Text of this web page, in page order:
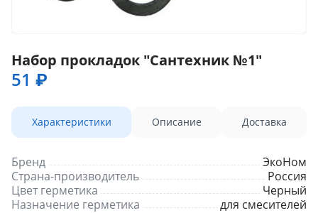
Набор прокладок "Сантехник №1"
51 ₽
Характеристики Описание Доставка
Бренд
ЭкоНом
Страна-производитель
Россия
Цвет герметика
Черный
Назначение герметика
для смесителей